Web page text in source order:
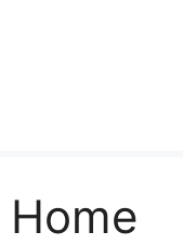
Home